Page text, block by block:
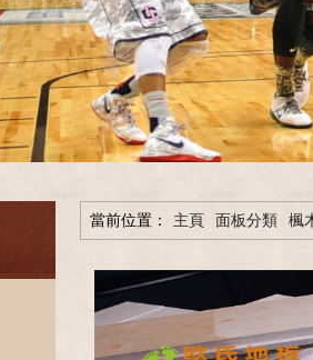
當前位置： 主頁 面板分類 楓